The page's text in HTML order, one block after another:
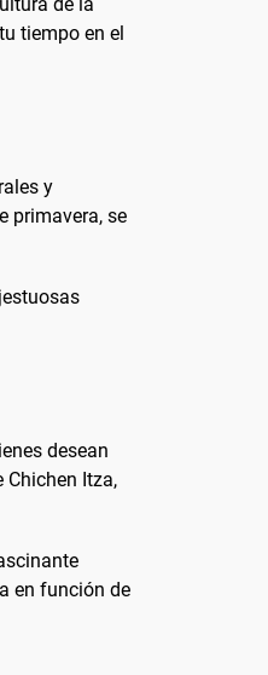
de la
tiempo en el
y
primavera, se
desean
Itza,
en función de